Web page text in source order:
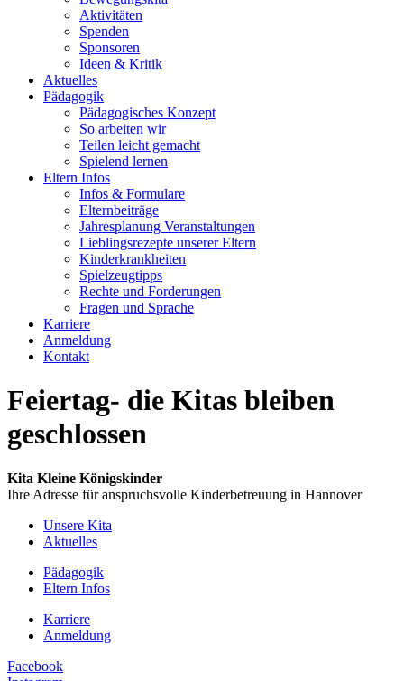
Aktivitäten
Spenden
Sponsoren
Ideen & Kritik
Aktuelles
Pädagogik
Pädago­gisches Konzept
So arbeiten wir
Teilen leicht gemacht
Spielend lernen
Eltern Infos
Infos & Formulare
Elternbeiträge
Jahresplanung Veranstaltungen
Lieblingsrezepte unserer Eltern
Kinderkrankheiten
Spielzeugtipps
Rechte und Forderungen
Fragen und Sprache
Karriere
Anmeldung
Kontakt
Feiertag- die Kitas bleiben
geschlossen
Kita Kleine Königskinder
Ihre Adresse für anspruchsvolle Kinderbetreuung in Hannover
Unsere Kita
Aktuelles
Pädagogik
Eltern Infos
Karriere
Anmeldung
Facebook